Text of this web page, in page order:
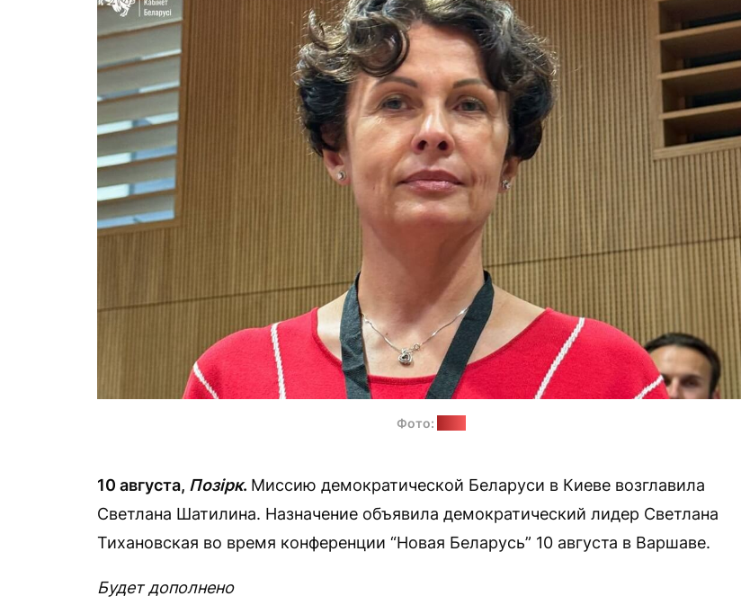
Фото:
10 августа, Позірк. Миссию демократической Беларуси в Киеве возглавила
Светлана Шатилина. Назначение объявила демократический лидер Светлана
Тихановская во время конференции “Новая Беларусь” 10 августа в Варшаве.
Будет дополнено